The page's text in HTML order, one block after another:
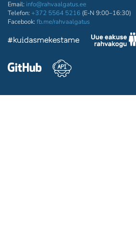
Email: info@rahvaalgatus.ee
Telefon: +372 5564 5216 (E-N 9:00–16:30)
Facebook: fb.me/rahvaalgatus